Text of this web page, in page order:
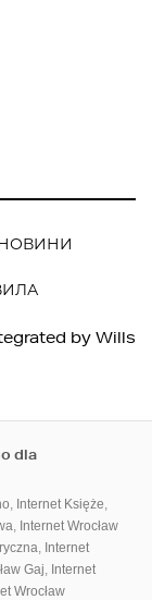
by Wills
dla
, Internet Księże,
, Internet Wrocław
, Internet
Gaj, Internet
Wrocław